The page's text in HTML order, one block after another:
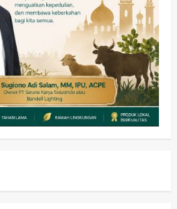
Kesehatan Pemerintahan
Ubah Lahan Tidur Jadi Cuan: Wabup
Sidoarjo Apresiasi Inovasi Teh Daun
Kumis Kucing Produk Anggota TNI AL
wartanusa 8 Agustus 2026
Kesehatan Pembangunan
Pemerintahan
PANAS! Kalah Tender Proyek RSUD
Sibar Rp 9,9 M, Beranikah CV Tiga
Anugerah Utama Pertaruhkan